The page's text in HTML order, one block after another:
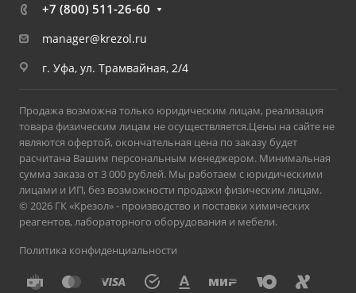
+7 (800) 511-26-60
manager@krezol.ru
г. Уфа, ул. Трамвайная, 2/4
Продажа возможна только юридическим лицам, реализация
товара физическим лицам не осуществляется.Цены на сайте не
являются офертой, окончательная цена по заказу будет
расчитана Вашим персональным менеджером. Минимальная
сумма заказа от 3 000 рублей. Мы работаем с юридическими
лицами и ИП, без возможности продажи физическим лицам.
© 2026 ГК «Крезол» - производство и поставки химических
реагентов, лабораторного оборудования и мебели.
Политика конфиденциальности